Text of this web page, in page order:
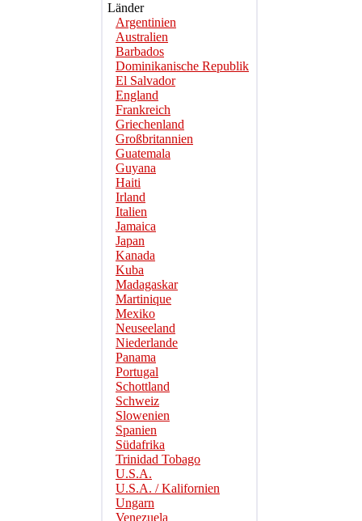
Länder
Argentinien
Australien
Barbados
Dominikanische Republik
El Salvador
England
Frankreich
Griechenland
Großbritannien
Guatemala
Guyana
Haiti
Irland
Italien
Jamaica
Japan
Kanada
Kuba
Madagaskar
Martinique
Mexiko
Neuseeland
Niederlande
Panama
Portugal
Schottland
Schweiz
Slowenien
Spanien
Südafrika
Trinidad Tobago
U.S.A.
U.S.A. / Kalifornien
Ungarn
Venezuela